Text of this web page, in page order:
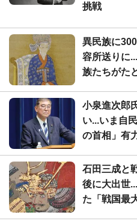
挑戦
異民族に
容所送りに
族たちがた
小泉進次郎
い...いま自
の首相」有
石田三成と
後に大出世
た「戦国最